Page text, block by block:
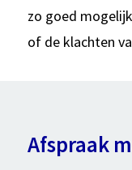
zo goed
of de klachten
Afspraak